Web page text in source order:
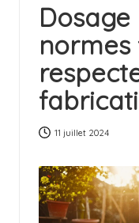
o
v
a
ti
o
n
il
l
normes
11 juillet 2024